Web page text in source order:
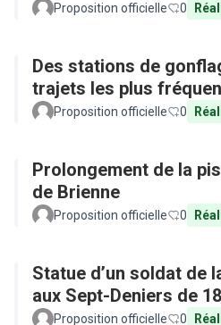
Proposition officielle 0
Des stations de
trajets les plus
Proposition officielle 0
Prolongement de la
de Brienne
Proposition officielle 0
Statue d’un soldat de
aux Sept-Deniers de
Proposition officielle 0